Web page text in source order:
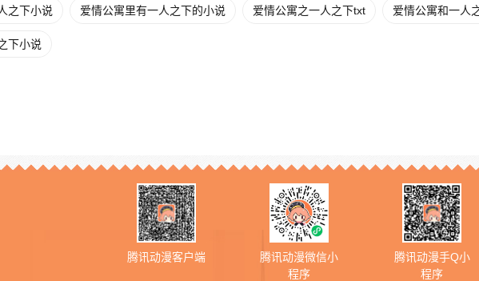
之下小说 爱情公寓里有一人之下的小说 爱情公寓之一人之下txt 爱情公寓和一人
下小说
腾讯动漫客户端
腾讯动漫微信小
程序
腾讯动漫手Q小
程序